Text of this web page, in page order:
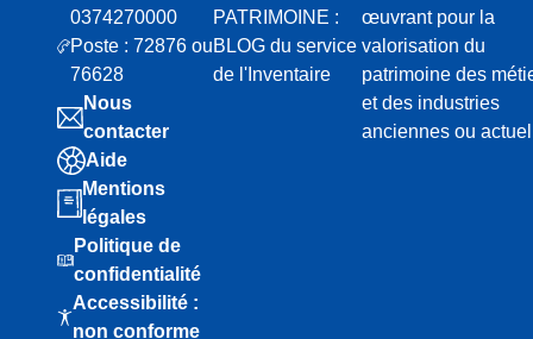
0374270000
Poste : 72876 ou
76628
Nous
contacter
Aide
Mentions
légales
Politique de
confidentialité
Accessibilité :
non conforme
PATRIMOINE :
BLOG du service
de l'Inventaire
œuvrant pour la
valorisation du
patrimoine des
et des industries
anciennes ou